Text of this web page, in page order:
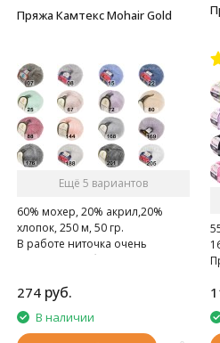
Пряжа Камтекс Mohair Gold
Ещё 5 вариантов
60% мохер, 20% акрил,20%
хлопок, 250 м, 50 гр.
В работе ниточка очень
приятна, не обрывается, дарит
274 руб.
В наличии